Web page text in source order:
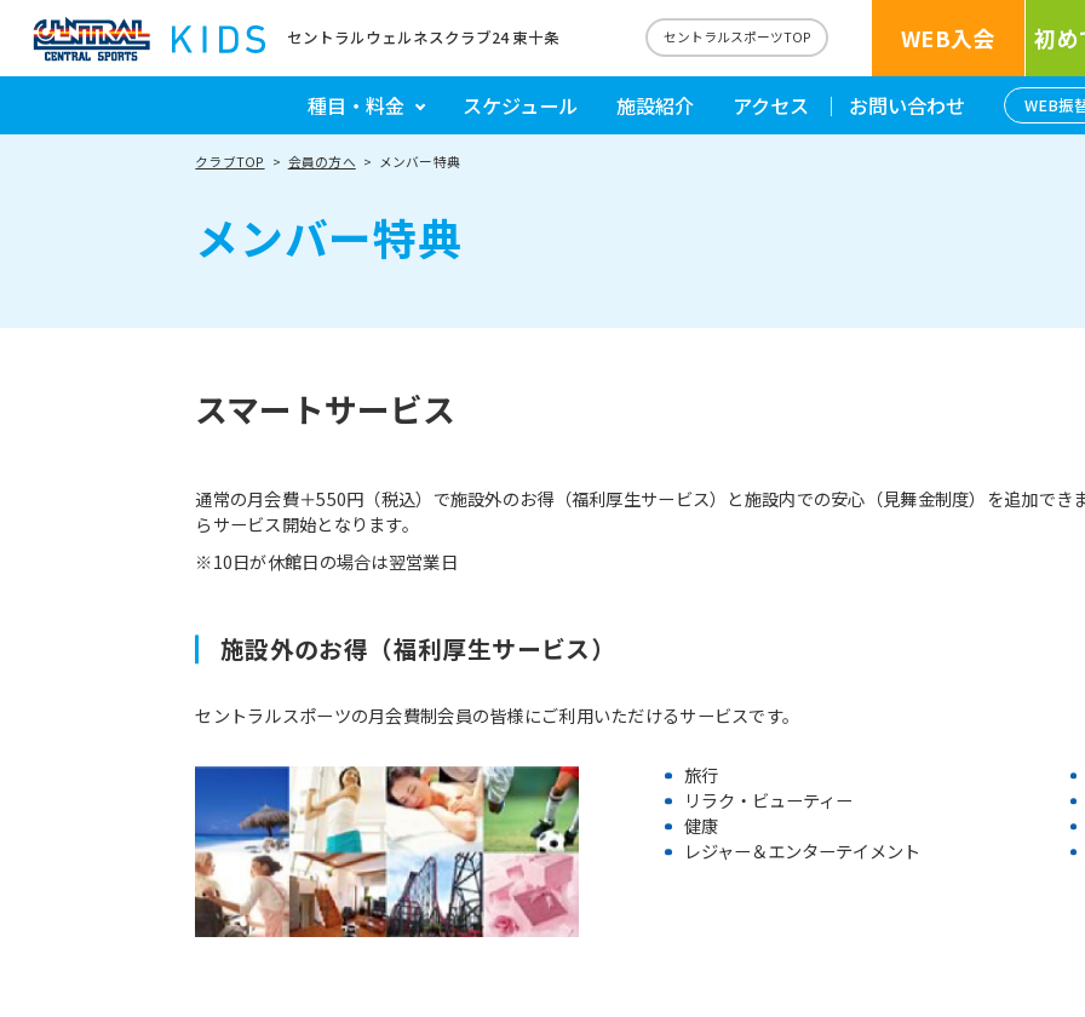
セントラルウェルネスクラブ24 東十条 セントラルスポーツTOP WEB入会 初
種目・料金 スケジュール 施設紹介 アクセス お問い合わせ WEB振
クラブTOP 会員の方へ メンバー特典
メンバー特典
スマートサービス
通常の月会費＋550円（税込）で施設外のお得（福利厚生サービス）と施設内での安心（見舞金制度）を追加でき
らサービス開始となります。
※10日が休館日の場合は翌営業日
施設外のお得（福利厚生サービス）
セントラルスポーツの月会費制会員の皆様にご利用いただけるサービスです。
旅行
リラク・ビューティー
健康
レジャー＆エンターテイメント